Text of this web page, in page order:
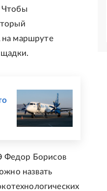
Чтобы
на маршруте
Федор Борисов
назвать